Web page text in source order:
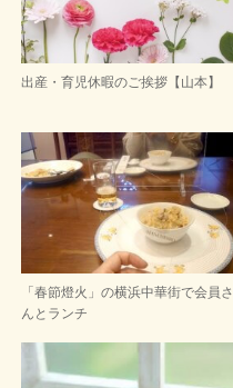
出産・育児休暇のご挨拶【山本】
「春節燈火」の横浜中華街で会員さ
んとランチ